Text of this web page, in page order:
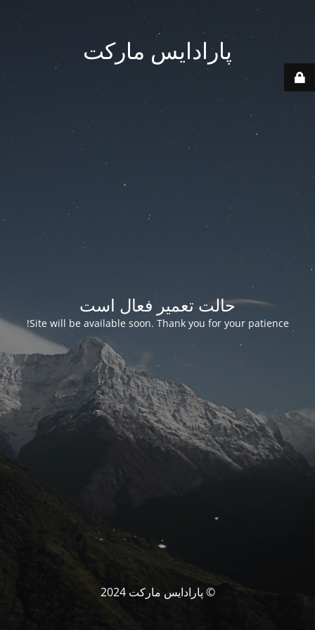
پارادایس مارکت
حالت تعمیر فعال است
Site will be available soon. Thank you for your patience!
© پارادایس مارکت 2024